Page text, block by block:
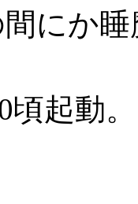
にか
頃起動